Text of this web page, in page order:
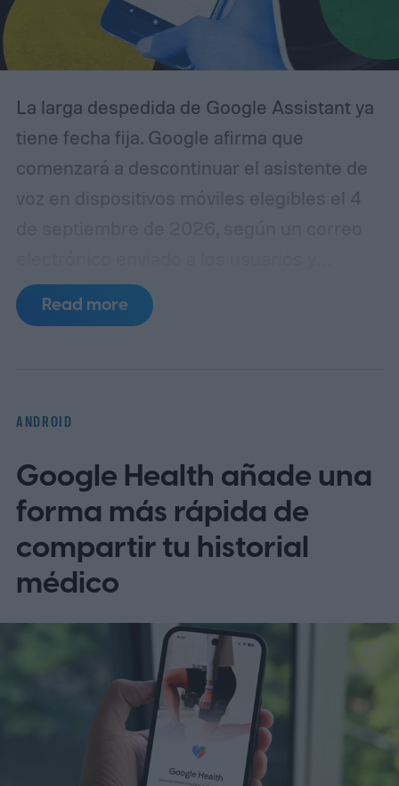
La larga despedida de Google Assistant ya
tiene fecha fija. Google afirma que
comenzará a descontinuar el asistente de
voz en dispositivos móviles elegibles el 4
compartido públicamente en Reddit.
transición puede durar varias semanas, por
Assistant sin opción de volver a la
normalidad.
Read more
ANDROID
Google Health añade una
forma más rápida de
compartir tu historial
médico